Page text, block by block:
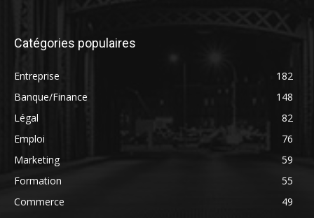
Catégories populaires
Entreprise
182
Banque/Finance
148
Légal
82
Emploi
76
Marketing
59
Formation
55
Commerce
49